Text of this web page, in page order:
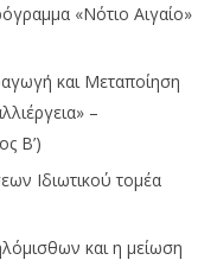
«Νότιο Αιγαίο»
και Μεταποίηση
–
Β’)
Ιδιωτικού τομέα
και η μείωση